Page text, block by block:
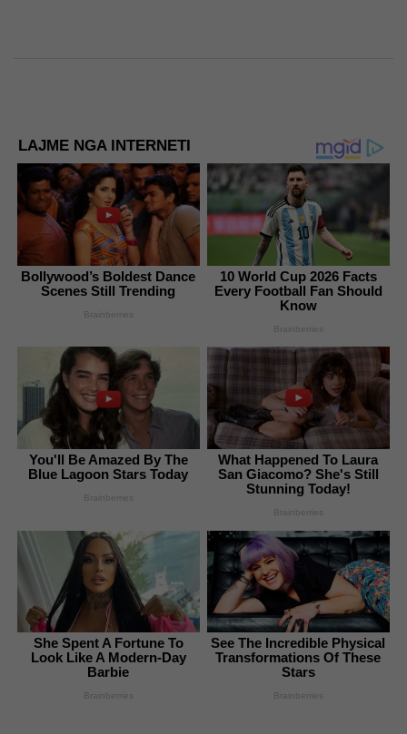
LAJME NGA INTERNETI
Bollywood’s Boldest Dance
Scenes Still Trending
Brainberries
10 World Cup 2026 Facts
Every Football Fan Should
Know
Brainberries
You'll Be Amazed By The
Blue Lagoon Stars Today
Brainberries
What Happened To Laura
San Giacomo? She's Still
Stunning Today!
Brainberries
She Spent A Fortune To
Look Like A Modern-Day
Barbie
Brainberries
See The Incredible Physical
Transformations Of These
Stars
Brainberries